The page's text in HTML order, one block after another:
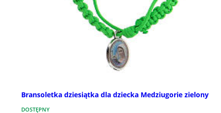
Bransoletka dziesiątka dla dziecka Medziugorie zielony
DOSTĘPNY